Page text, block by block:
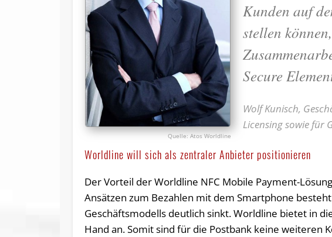
Atos Worldline
Kunden auf
stellen
Secure
Wolf Kunisch,
Licensing sowie für
Worldline will sich als zentraler Anbieter positionieren
Der Vorteil der Worldline NFC Mobile Payment-
Ansätzen zum Bezahlen mit dem Smartphone
Geschäftsmodells deutlich sinkt. Worldline bietet in
Hand an. Somit sind für die Postbank keine weiteren